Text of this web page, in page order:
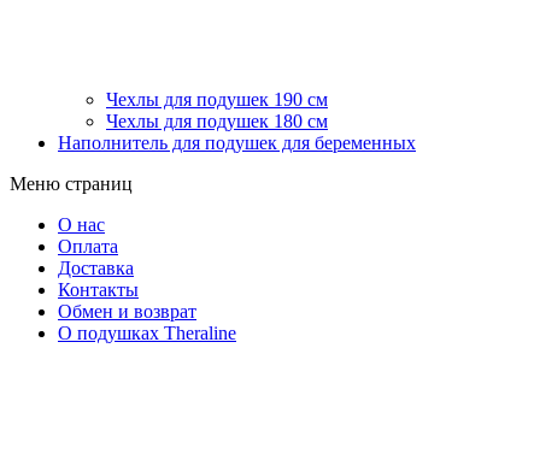
Чехлы для подушек 190 см
Чехлы для подушек 180 см
Наполнитель для подушек для беременных
Меню страниц
О нас
Оплата
Доставка
Контакты
Обмен и возврат
О подушках Theraline